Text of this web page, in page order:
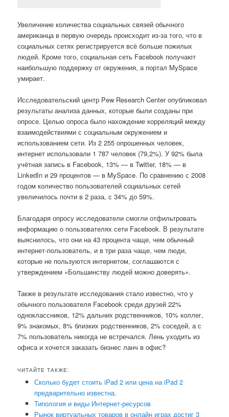
Увеличение количества социальных связей обычного
американца в первую очередь происходит из-за того, что в
социальных сетях регистрируется всё больше пожилых
людей. Кроме того, социальная сеть Facebook получают
наибольшую поддержку от окружения, а портал MySpace
умирает.
Исследовательский центр Pew Research Center опубликовал
результаты анализа данных, которые были созданы при
опросе. Целью опроса было нахождение корреляций между
взаимодействиями с социальным окружением и
использованием сети. Из 2 255 опрошенных человек,
интернет использовали 1 787 человек (79,2%). У 92% была
учётная запись в Facebook, 13% — в Twitter, 18% — в
LinkedIn и 29 процентов — в MySpace. По сравнению с 2008
годом количество пользователей социальных сетей
увеличилось почти в 2 раза, с 34% до 59%.
Благодаря опросу исследователи смогли отфильтровать
информацию о пользователях сети Facebook. В результате
выяснилось, что они на 43 процента чаще, чем обычный
интернет-пользователь, и в три раза чаще, чем люди,
которые не пользуются интернетом, соглашаются с
утверждением «Большинству людей можно доверять».
Также в результате исследования стало известно, что у
обычного пользователя Facebook среди друзей 22%
одноклассников, 12% дальних родственников, 10% коллег,
9% знакомых, 8% близких родственников, 2% соседей, а с
7% пользователь никогда не встречался. Лень уходить из
офиса и хочется заказать бизнес ланч в офис?
ЧИТАЙТЕ ТАКЖЕ:
Сколько будет стоить iPad 2 или цена на iPad 2
предварительно известна.
Типология и виды Интернет-ресурсов
Рынок виртуальных товаров в онлайн играх достиг 3